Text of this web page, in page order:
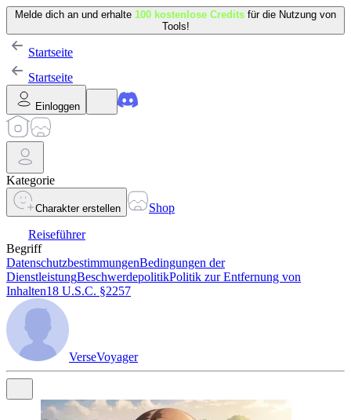
Melde dich an und erhalte 100 kostenlose Credits für die Nutzung von
Tools!
Startseite
Startseite
Einloggen
Kategorie
Charakter erstellen
Shop
Reiseführer
Begriff
DatenschutzbestimmungenBedingungen der
DienstleistungBeschwerdepolitikPolitik zur Entfernung von
Inhalten18 U.S.C. §2257
VerseVoyager